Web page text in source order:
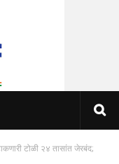
टोळी २४ तासांत जेरबंद;